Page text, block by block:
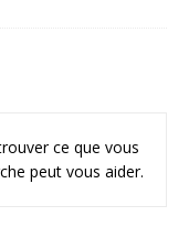
ce que vous
peut vous aider.